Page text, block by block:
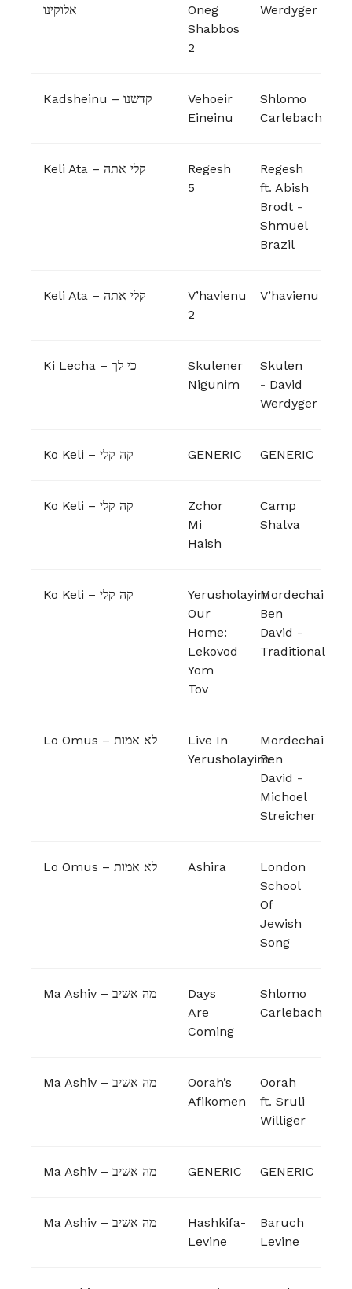
אלוקינו
Oneg
Shabbos
2
Werdyger
Kadsheinu – קדשנו
Vehoeir
Eineinu
Shlomo
Carlebach
Keli Ata – קלי אתה
Regesh
5
Regesh
ft. Abish
Brodt -
Shmuel
Brazil
Keli Ata – קלי אתה
V’havienu
2
V’havienu
Ki Lecha – כי לך
Skulener
Nigunim
Skulen
- David
Werdyger
Ko Keli – קה קלי GENERIC GENERIC
Ko Keli – קה קלי
Zchor
Mi
Haish
Camp
Shalva
Ko Keli – קה קלי
Yerusholayim
Our
Home:
Lekovod
Yom
Tov
Mordechai
Ben
David -
Traditional
Lo Omus – לא אמות
Live In
Yerusholayim
Mordechai
Ben
David -
Michoel
Streicher
Lo Omus – לא אמות Ashira
London
School
Of
Jewish
Song
Ma Ashiv – מה אשיב
Days
Are
Coming
Shlomo
Carlebach
Ma Ashiv – מה אשיב
Oorah’s
Afikomen
Oorah
ft. Sruli
Williger
Ma Ashiv – מה אשיב GENERIC GENERIC
Ma Ashiv – מה אשיב
Hashkifa-
Levine
Baruch
Levine